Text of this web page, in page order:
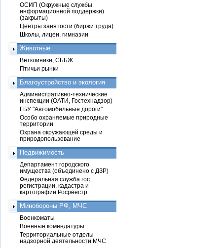
ОСИП (Окружные службы
информационной поддержки)
(закрыты)
Центры занятости (биржи труда)
Школы, лицеи, гимназии
Животные
Ветклиники, СББЖ
Птичьи рынки
Благоустройство и экология
Административно-технические
инспекции (ОАТИ, Гостехнадзор)
ГБУ "Автомобильные дороги"
Особо охраняемые природные
территории
Охрана окружающей среды и
природопользование
Недвижимость
Департамент городского
имущества (объединено с ДЗР)
Федеральная служба гос.
регистрации, кадастра и
картографии Росреестр
Минобороны РФ, МЧС
Военкоматы
Военные комендатуры
Территориальные отделы
надзорной деятельности МЧС